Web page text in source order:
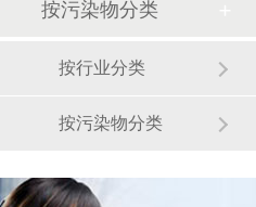
按污染物分类
按行业分类
按污染物分类